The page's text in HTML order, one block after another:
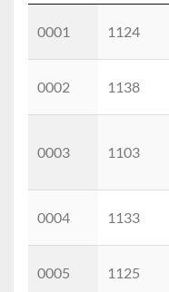
0001
1124
0002 1138
0003 1103
0004 1133
0005 1125